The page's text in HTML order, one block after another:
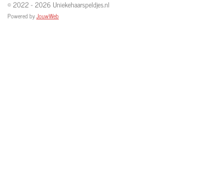
© 2022 - 2026 Uniekehaarspeldjes.nl
Powered byJouwWeb